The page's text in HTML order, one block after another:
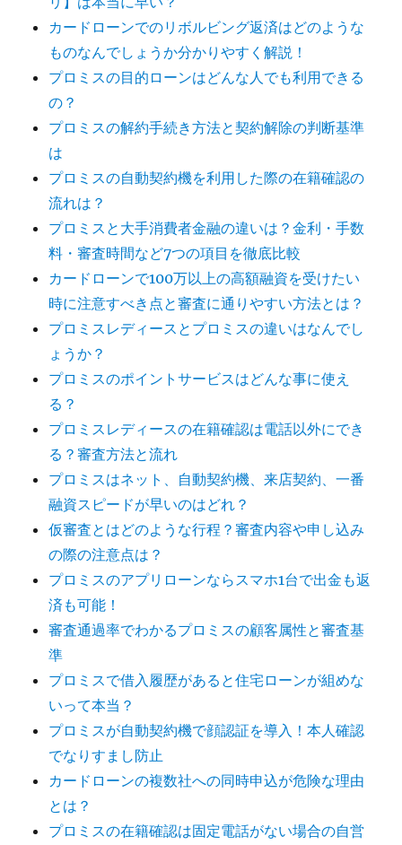
カードローンでのリボルビング返済はどのような
ものなんでしょうか分かりやすく解説！
プロミスの目的ローンはどんな人でも利用できる
の？
プロミスの解約手続き方法と契約解除の判断基準
は
プロミスの自動契約機を利用した際の在籍確認の
流れは？
プロミスと大手消費者金融の違いは？金利・手数
料・審査時間など7つの項目を徹底比較
カードローンで100万以上の高額融資を受けたい
時に注意すべき点と審査に通りやすい方法とは？
プロミスレディースとプロミスの違いはなんでし
ょうか？
プロミスのポイントサービスはどんな事に使え
る？
プロミスレディースの在籍確認は電話以外にでき
る？審査方法と流れ
プロミスはネット、自動契約機、来店契約、一番
融資スピードが早いのはどれ？
仮審査とはどのような行程？審査内容や申し込み
の際の注意点は？
プロミスのアプリローンならスマホ1台で出金も返
済も可能！
審査通過率でわかるプロミスの顧客属性と審査基
準
プロミスで借入履歴があると住宅ローンが組めな
いって本当？
プロミスが自動契約機で顔認証を導入！本人確認
でなりすまし防止
カードローンの複数社への同時申込が危険な理由
とは？
プロミスの在籍確認は固定電話がない場合の自営